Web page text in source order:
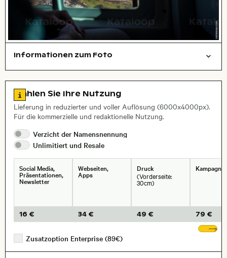
Informationen zum Foto
Zu den Lizenzinformationen springen
Wählen Sie Ihre Nutzung
Lieferung in reduzierter und voller Auflösung (6000x4000px).
Für die kommerzielle und redaktionelle Nutzung.
Verzicht der Namensnennung
Unlimitiert und Resale
Social Media,
Präsentationen,
Newsletter
16 €
Webseiten,
Apps
34 €
Druck
(Vorderseite:
30cm)
49 € 79 €
Zusatzoption Enterprise (89€)